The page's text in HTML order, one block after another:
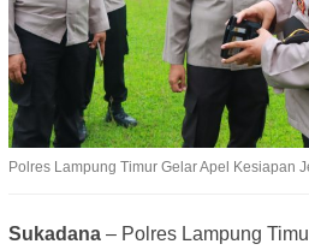
Polres Lampung Timur Gelar Apel Kesiapan
Sukadana – Polres Lampung